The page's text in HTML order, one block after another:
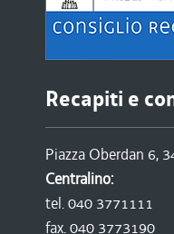
Recapiti e
Piazza Oberdan 6,
Centralino:
tel. 040 3771111
fax. 040 3773190